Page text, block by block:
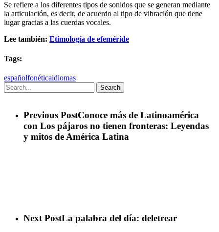
Se refiere a los diferentes tipos de sonidos que se generan mediante
la articulación, es decir, de acuerdo al tipo de vibración que tiene
lugar gracias a las cuerdas vocales.
Lee también: Etimología de efeméride
Tags:
españolfonéticaidiomas
Search
Previous PostConoce más de Latinoamérica
con Los pájaros no tienen fronteras: Leyendas
y mitos de América Latina
Next PostLa palabra del día: deletrear